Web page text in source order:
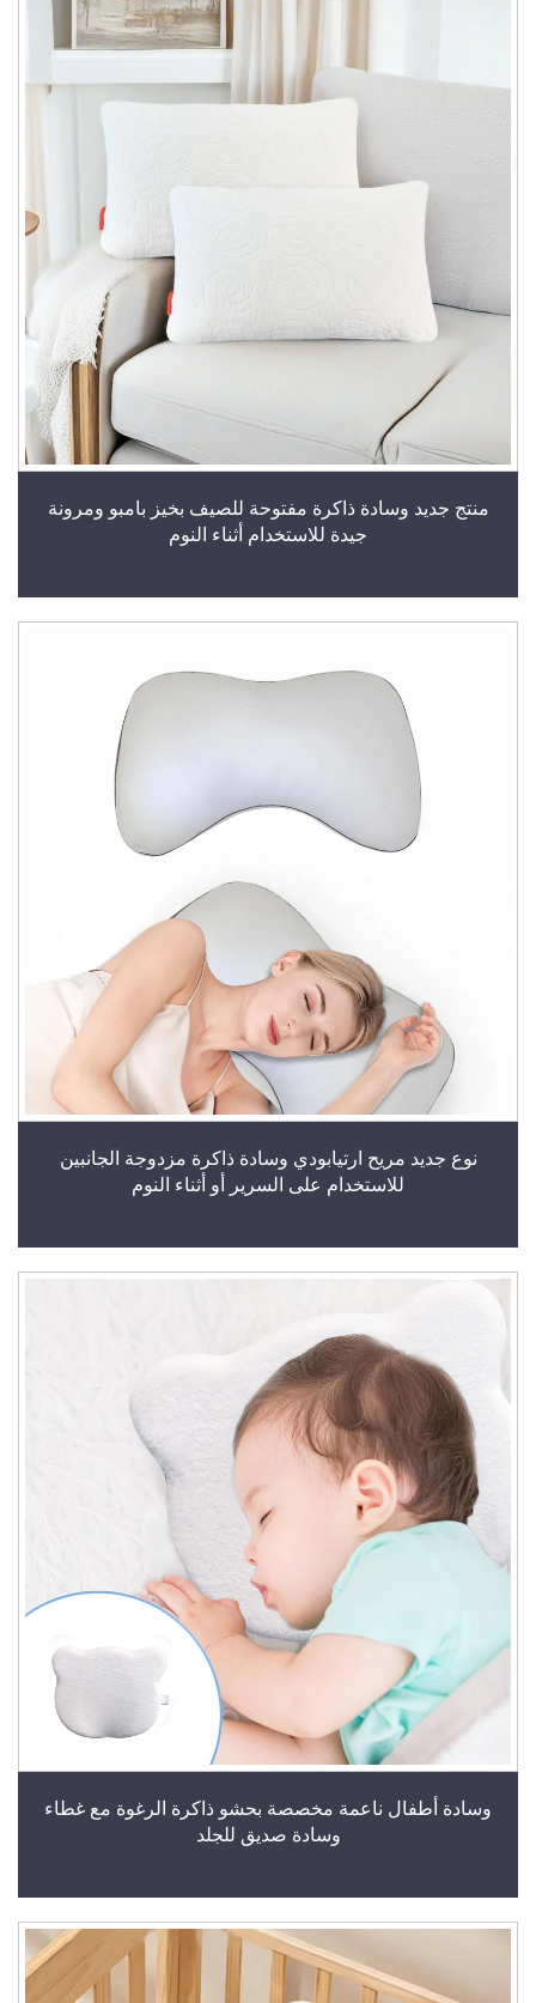
منتج جديد وسادة ذاكرة مفتوحة للصيف بخيز بامبو ومرونة
جيدة للاستخدام أثناء النوم
نوع جديد مريح ارتيابودي وسادة ذاكرة مزدوجة الجانبين
للاستخدام على السرير أو أثناء النوم
وسادة أطفال ناعمة مخصصة بحشو ذاكرة الرغوة مع غطاء
وسادة صديق للجلد